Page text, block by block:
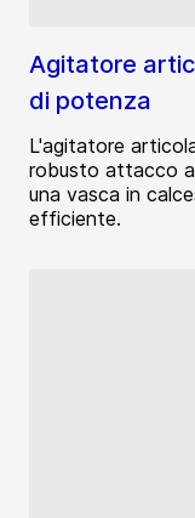
Agitatore
di potenza
L'agitatore
robusto attacco
una vasca in
efficiente.